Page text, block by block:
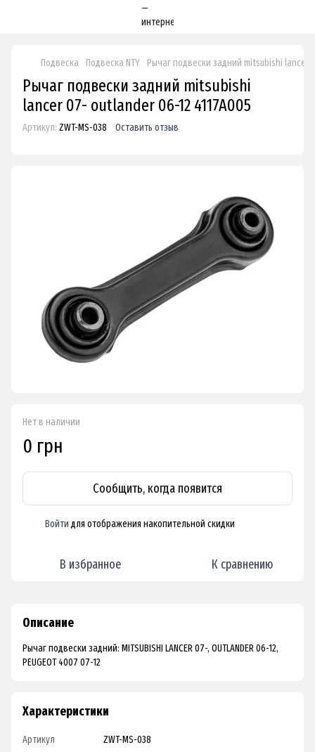
Подвеска Подвеска NTY Рычаг подвески задний mitsubishi lancer
Рычаг подвески задний mitsubishi
lancer 07- outlander 06-12 4117A005
Артикул: ZWT-MS-038 Оставить отзыв
Нет в наличии
0 грн
Сообщить, когда появится
Войти для отображения накопительной скидки
В избранное К сравнению
Описание
Рычаг подвески задний: MITSUBISHI LANCER 07-, OUTLANDER 06-12,
PEUGEOT 4007 07-12
Характеристики
Артикул
ZWT-MS-038